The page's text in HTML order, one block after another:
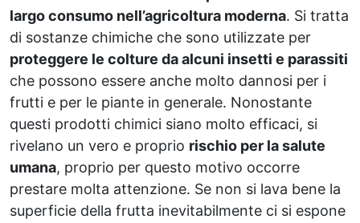
largo consumo nell’agricoltura moderna. Si tratta
di sostanze chimiche che sono utilizzate per
proteggere le colture da alcuni insetti e parassiti
che possono essere anche molto dannosi per i
frutti e per le piante in generale. Nonostante
questi prodotti chimici siano molto efficaci, si
rivelano un vero e proprio rischio per la salute
umana, proprio per questo motivo occorre
prestare molta attenzione. Se non si lava bene la
superficie della frutta inevitabilmente ci si espone